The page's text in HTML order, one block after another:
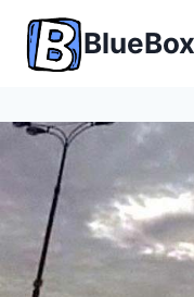
content